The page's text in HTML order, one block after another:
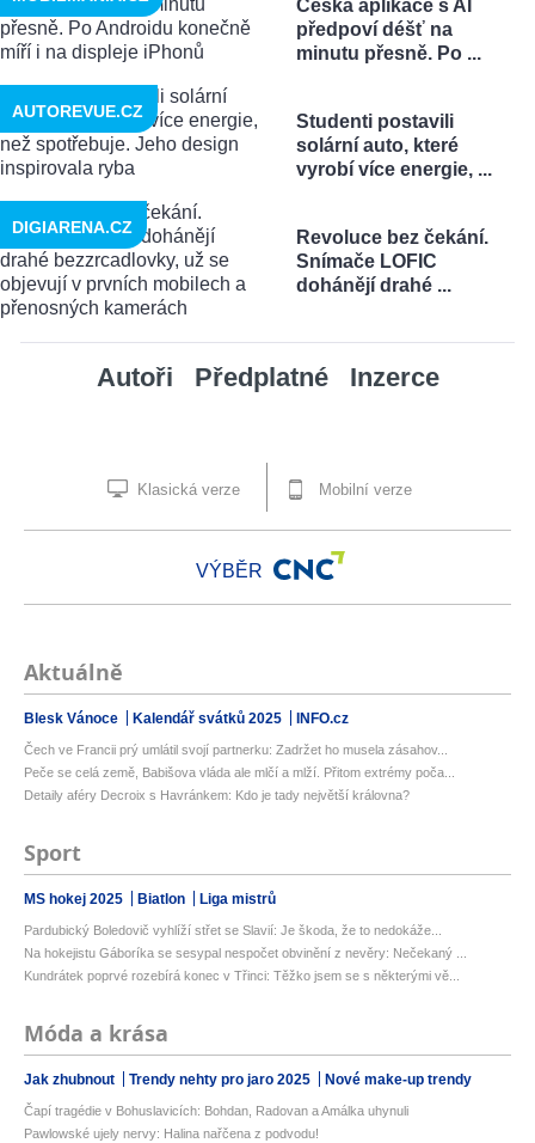
Česká aplikace s AI
předpoví déšť na
minutu přesně. Po ...
Studenti postavili
solární auto, které
vyrobí více energie, ...
AUTOREVUE.CZ
Revoluce bez čekání.
Snímače LOFIC
dohánějí drahé ...
DIGIARENA.CZ
Autoři Předplatné Inzerce
Klasická verze Mobilní verze
VÝBĚR
Aktuálně
Blesk Vánoce Kalendář svátků 2025 INFO.cz
Čech ve Francii prý umlátil svojí partnerku: Zadržet ho musela zásahov...
Peče se celá země, Babišova vláda ale mlčí a mlží. Přitom extrémy poča...
Detaily aféry Decroix s Havránkem: Kdo je tady největší královna?
Sport
MS hokej 2025 Biatlon Liga mistrů
Pardubický Boledovič vyhlíží střet se Slavií: Je škoda, že to nedokáže...
Na hokejistu Gáboríka se sesypal nespočet obvinění z nevěry: Nečekaný ...
Kundrátek poprvé rozebírá konec v Třinci: Těžko jsem se s některými vě...
Móda a krása
Jak zhubnout Trendy nehty pro jaro 2025 Nové make-up trendy
Čapí tragédie v Bohuslavicích: Bohdan, Radovan a Amálka uhynuli
Pawlowské ujely nervy: Halina nařčena z podvodu!